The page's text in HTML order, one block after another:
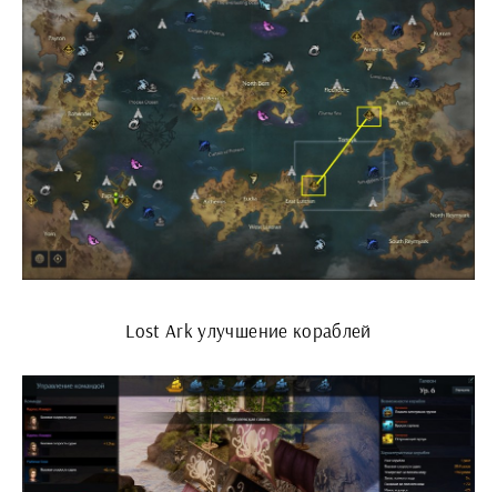
Lost Ark улучшение кораблей